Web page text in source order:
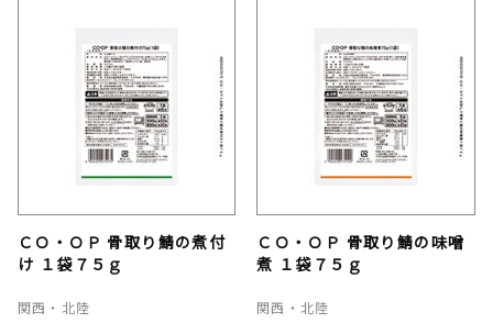
ＣＯ・ＯＰ 骨取り鯖の煮付
け １袋７５ｇ
関西・北陸
ＣＯ・ＯＰ 骨取り鯖の味噌
煮 １袋７５ｇ
関西・北陸